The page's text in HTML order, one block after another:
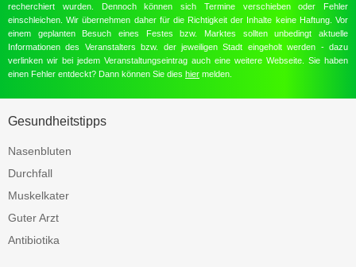
recherchiert wurden. Dennoch können sich Termine verschieben oder Fehler
einschleichen. Wir übernehmen daher für die Richtigkeit der Inhalte keine Haftung. Vor
einem geplanten Besuch eines Festes bzw. Marktes sollten unbedingt aktuelle
Informationen des Veranstalters bzw. der jeweiligen Stadt eingeholt werden - dazu
verlinken wir bei jedem Veranstaltungseintrag auch eine weitere Webseite. Sie haben
einen Fehler entdeckt? Dann können Sie dies hier melden.
Gesundheitstipps
Nasenbluten
Durchfall
Muskelkater
Guter Arzt
Antibiotika